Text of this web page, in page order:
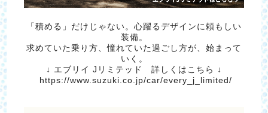
「積める」だけじゃない。心躍るデザインに頼もしい
装備。
求めていた乗り方、憧れていた過ごし方が、始まって
いく。
↓ エブリイ Jリミテッド 詳しくはこちら ↓
https://www.suzuki.co.jp/car/every_j_limited/